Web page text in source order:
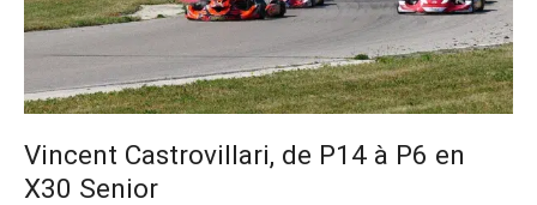
Vincent Castrovillari, de P14 à P6 en
X30 Senior